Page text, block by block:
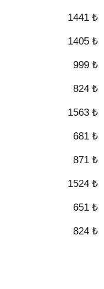
1441 ₺
1405 ₺
999 ₺
824 ₺
1563 ₺
681 ₺
871 ₺
1524 ₺
651 ₺
824 ₺